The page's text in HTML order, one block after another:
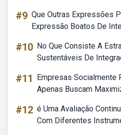
#9 Que Outras Expressões
Expressão Boatos De
#10 No Que Consiste A
Sustentáveis De
#11
Empresas Socialmente
Apenas Buscam
#12 é Uma Avaliação
Com Diferentes